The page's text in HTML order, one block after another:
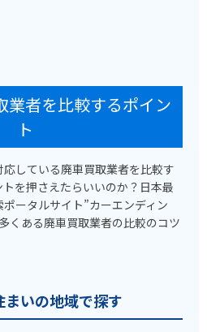
業者を比較するポイン
ト
している廃車買取業者を比較す
を押さえたらいいのか？日本最
ータルサイト”カーエンディン
くある廃車買取業者の比較のコツ
まいの地域で探す